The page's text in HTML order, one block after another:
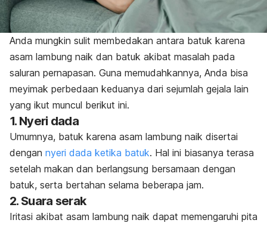
Anda mungkin sulit membedakan antara batuk karena
asam lambung naik dan batuk akibat masalah pada
saluran pernapasan. Guna memudahkannya, Anda bisa
meyimak perbedaan keduanya dari sejumlah gejala lain
yang ikut muncul berikut ini.
1. Nyeri dada
Umumnya, batuk karena asam lambung naik disertai
dengan nyeri dada ketika batuk. Hal ini biasanya terasa
setelah makan dan berlangsung bersamaan dengan
batuk, serta bertahan selama beberapa jam.
2. Suara serak
Iritasi akibat asam lambung naik dapat memengaruhi pita